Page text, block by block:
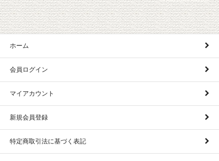
ホーム
会員ログイン
マイアカウント
新規会員登録
特定商取引法に基づく表記